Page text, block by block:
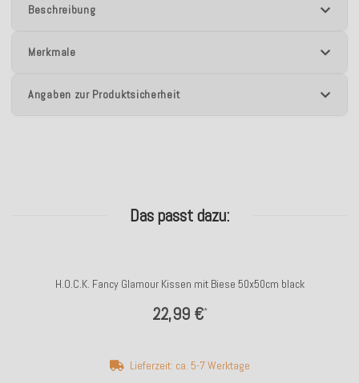
Beschreibung
Merkmale
Angaben zur Produktsicherheit
Das passt dazu:
H.O.C.K. Fancy Glamour Kissen mit Biese 50x50cm black
22,99 €*
Lieferzeit: ca. 5-7 Werktage